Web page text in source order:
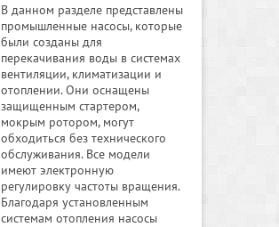
В данном разделе представлены
промышленные насосы, которые
были созданы для
перекачивания воды в системах
вентиляции, климатизации и
отоплении. Они оснащены
защищенным стартером,
мокрым ротором, могут
обходиться без технического
обслуживания. Все модели
имеют электронную
регулировку частоты вращения.
Благодаря установленным
системам отопления насосы